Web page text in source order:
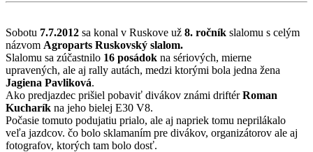
Sobotu 7.7.2012 sa konal v Ruskove už 8. ročník slalomu s celým
názvom Agroparts Ruskovský slalom.
Slalomu sa zúčastnilo 16 posádok na sériových, mierne
upravených, ale aj rally autách, medzi ktorými bola jedna žena
Jagiena Pavliková.
Ako predjazdec prišiel pobaviť divákov známi driftérRoman
Kucharík na jeho bielej E30 V8.
Počasie tomuto podujatiu prialo, ale aj napriek tomu neprilákalo
veľa jazdcov. čo bolo sklamaním pre divákov, organizátorov ale aj
fotografov, ktorých tam bolo dosť.